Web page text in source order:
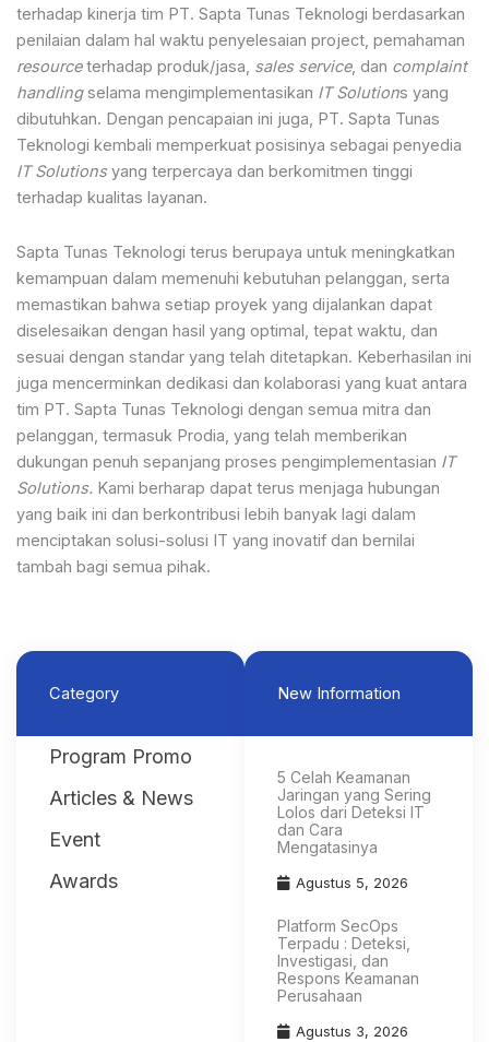
terhadap kinerja tim PT. Sapta Tunas Teknologi berdasarkan
penilaian dalam hal waktu penyelesaian project, pemahaman
resourceterhadap produk/jasa, sales service, dan complaint
handlingselama mengimplementasikan IT Solutions yang
dibutuhkan. Dengan pencapaian ini juga, PT. Sapta Tunas
Teknologi kembali memperkuat posisinya sebagai penyedia
IT Solutionsyang terpercaya dan berkomitmen tinggi
terhadap kualitas layanan.
Sapta Tunas Teknologi terus berupaya untuk meningkatkan
kemampuan dalam memenuhi kebutuhan pelanggan, serta
memastikan bahwa setiap proyek yang dijalankan dapat
diselesaikan dengan hasil yang optimal, tepat waktu, dan
sesuai dengan standar yang telah ditetapkan. Keberhasilan ini
juga mencerminkan dedikasi dan kolaborasi yang kuat antara
tim PT. Sapta Tunas Teknologi dengan semua mitra dan
pelanggan, termasuk Prodia, yang telah memberikan
dukungan penuh sepanjang proses pengimplementasian IT
Solutions. Kami berharap dapat terus menjaga hubungan
yang baik ini dan berkontribusi lebih banyak lagi dalam
menciptakan solusi-solusi IT yang inovatif dan bernilai
tambah bagi semua pihak.
Category
Program Promo
Articles & News
Event
Awards
New Information
5 Celah Keamanan
Jaringan yang Sering
Lolos dari Deteksi IT
dan Cara
Mengatasinya
Agustus 5, 2026
Platform SecOps
Terpadu : Deteksi,
Investigasi, dan
Respons Keamanan
Perusahaan
Agustus 3, 2026